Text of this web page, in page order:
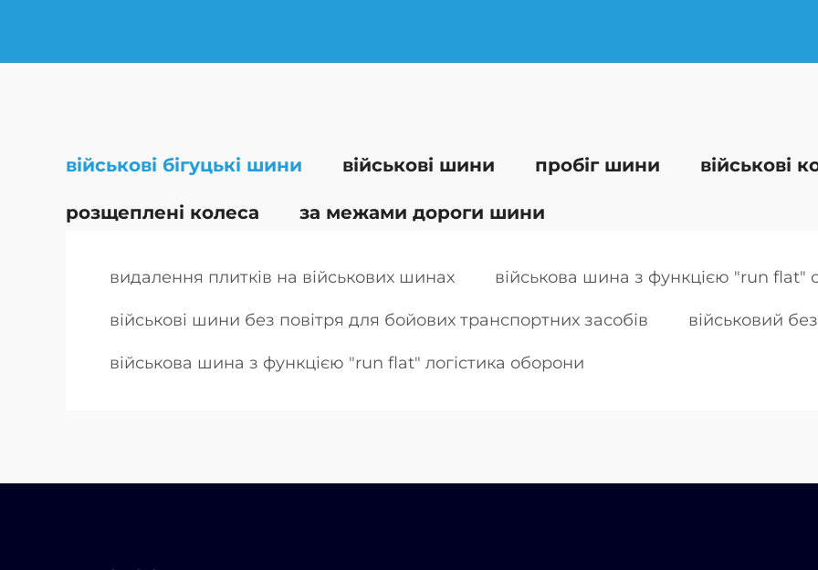
військові бігуцькі шини військові шини пробіг шини військові
розщеплені колеса за межами дороги шини
видалення плитків на військових шинах військова шина з функцією "run flat"
військові шини без повітря для бойових транспортних засобів військовий
військова шина з функцією "run flat" логістика оборони